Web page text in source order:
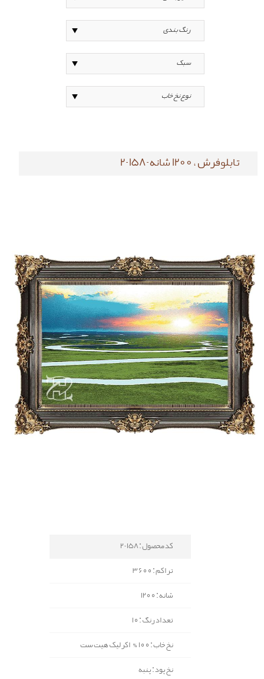
تابلوفرش ، 1200 شانه-158-2
کد محصول : 158-2
تراکم : 3600
شانه : 1200
تعداد رنگ : 10
نخ خاب : 100% اکرلیک هیت ست
نخ پود : پنبه